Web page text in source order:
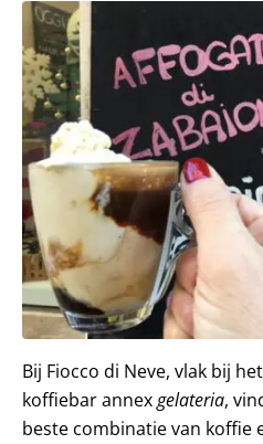
Bij Fiocco di Neve, vlak bij het
koffiebar annexgelateria,
beste combinatie van koffie